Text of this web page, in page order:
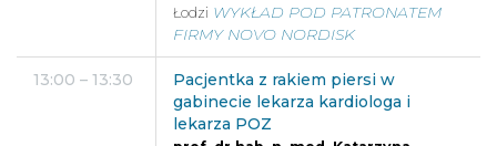
Łodzi WYKŁAD POD PATRONATEM
FIRMY NOVO NORDISK
13:00 – 13:30
Pacjentka z rakiem piersi w
gabinecie lekarza kardiologa i
lekarza POZ